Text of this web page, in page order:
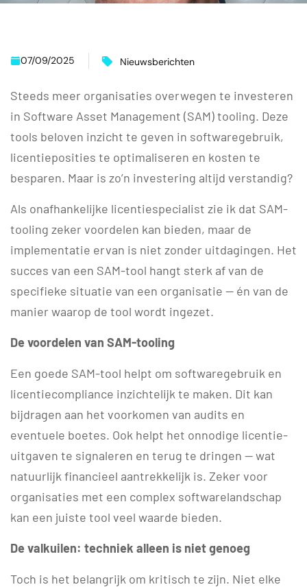
07/09/2025 Nieuwsberichten
Steeds meer organisaties overwegen te investeren
in Software Asset Management (SAM) tooling. Deze
tools beloven inzicht te geven in softwaregebruik,
licentieposities te optimaliseren en kosten te
besparen. Maar is zo’n investering altijd verstandig?
Als onafhankelijke licentiespecialist zie ik dat SAM-
tooling zeker voordelen kan bieden, maar de
implementatie ervan is niet zonder uitdagingen. Het
succes van een SAM-tool hangt sterk af van de
specifieke situatie van een organisatie — én van de
manier waarop de tool wordt ingezet.
De voordelen van SAM-tooling
Een goede SAM-tool helpt om softwaregebruik en
licentiecompliance inzichtelijk te maken. Dit kan
bijdragen aan het voorkomen van audits en
eventuele boetes. Ook helpt het onnodige licentie-
uitgaven te signaleren en terug te dringen — wat
natuurlijk financieel aantrekkelijk is. Zeker voor
organisaties met een complex softwarelandschap
kan een juiste tool veel waarde bieden.
De valkuilen: techniek alleen is niet genoeg
Toch is het belangrijk om kritisch te zijn. Niet elke